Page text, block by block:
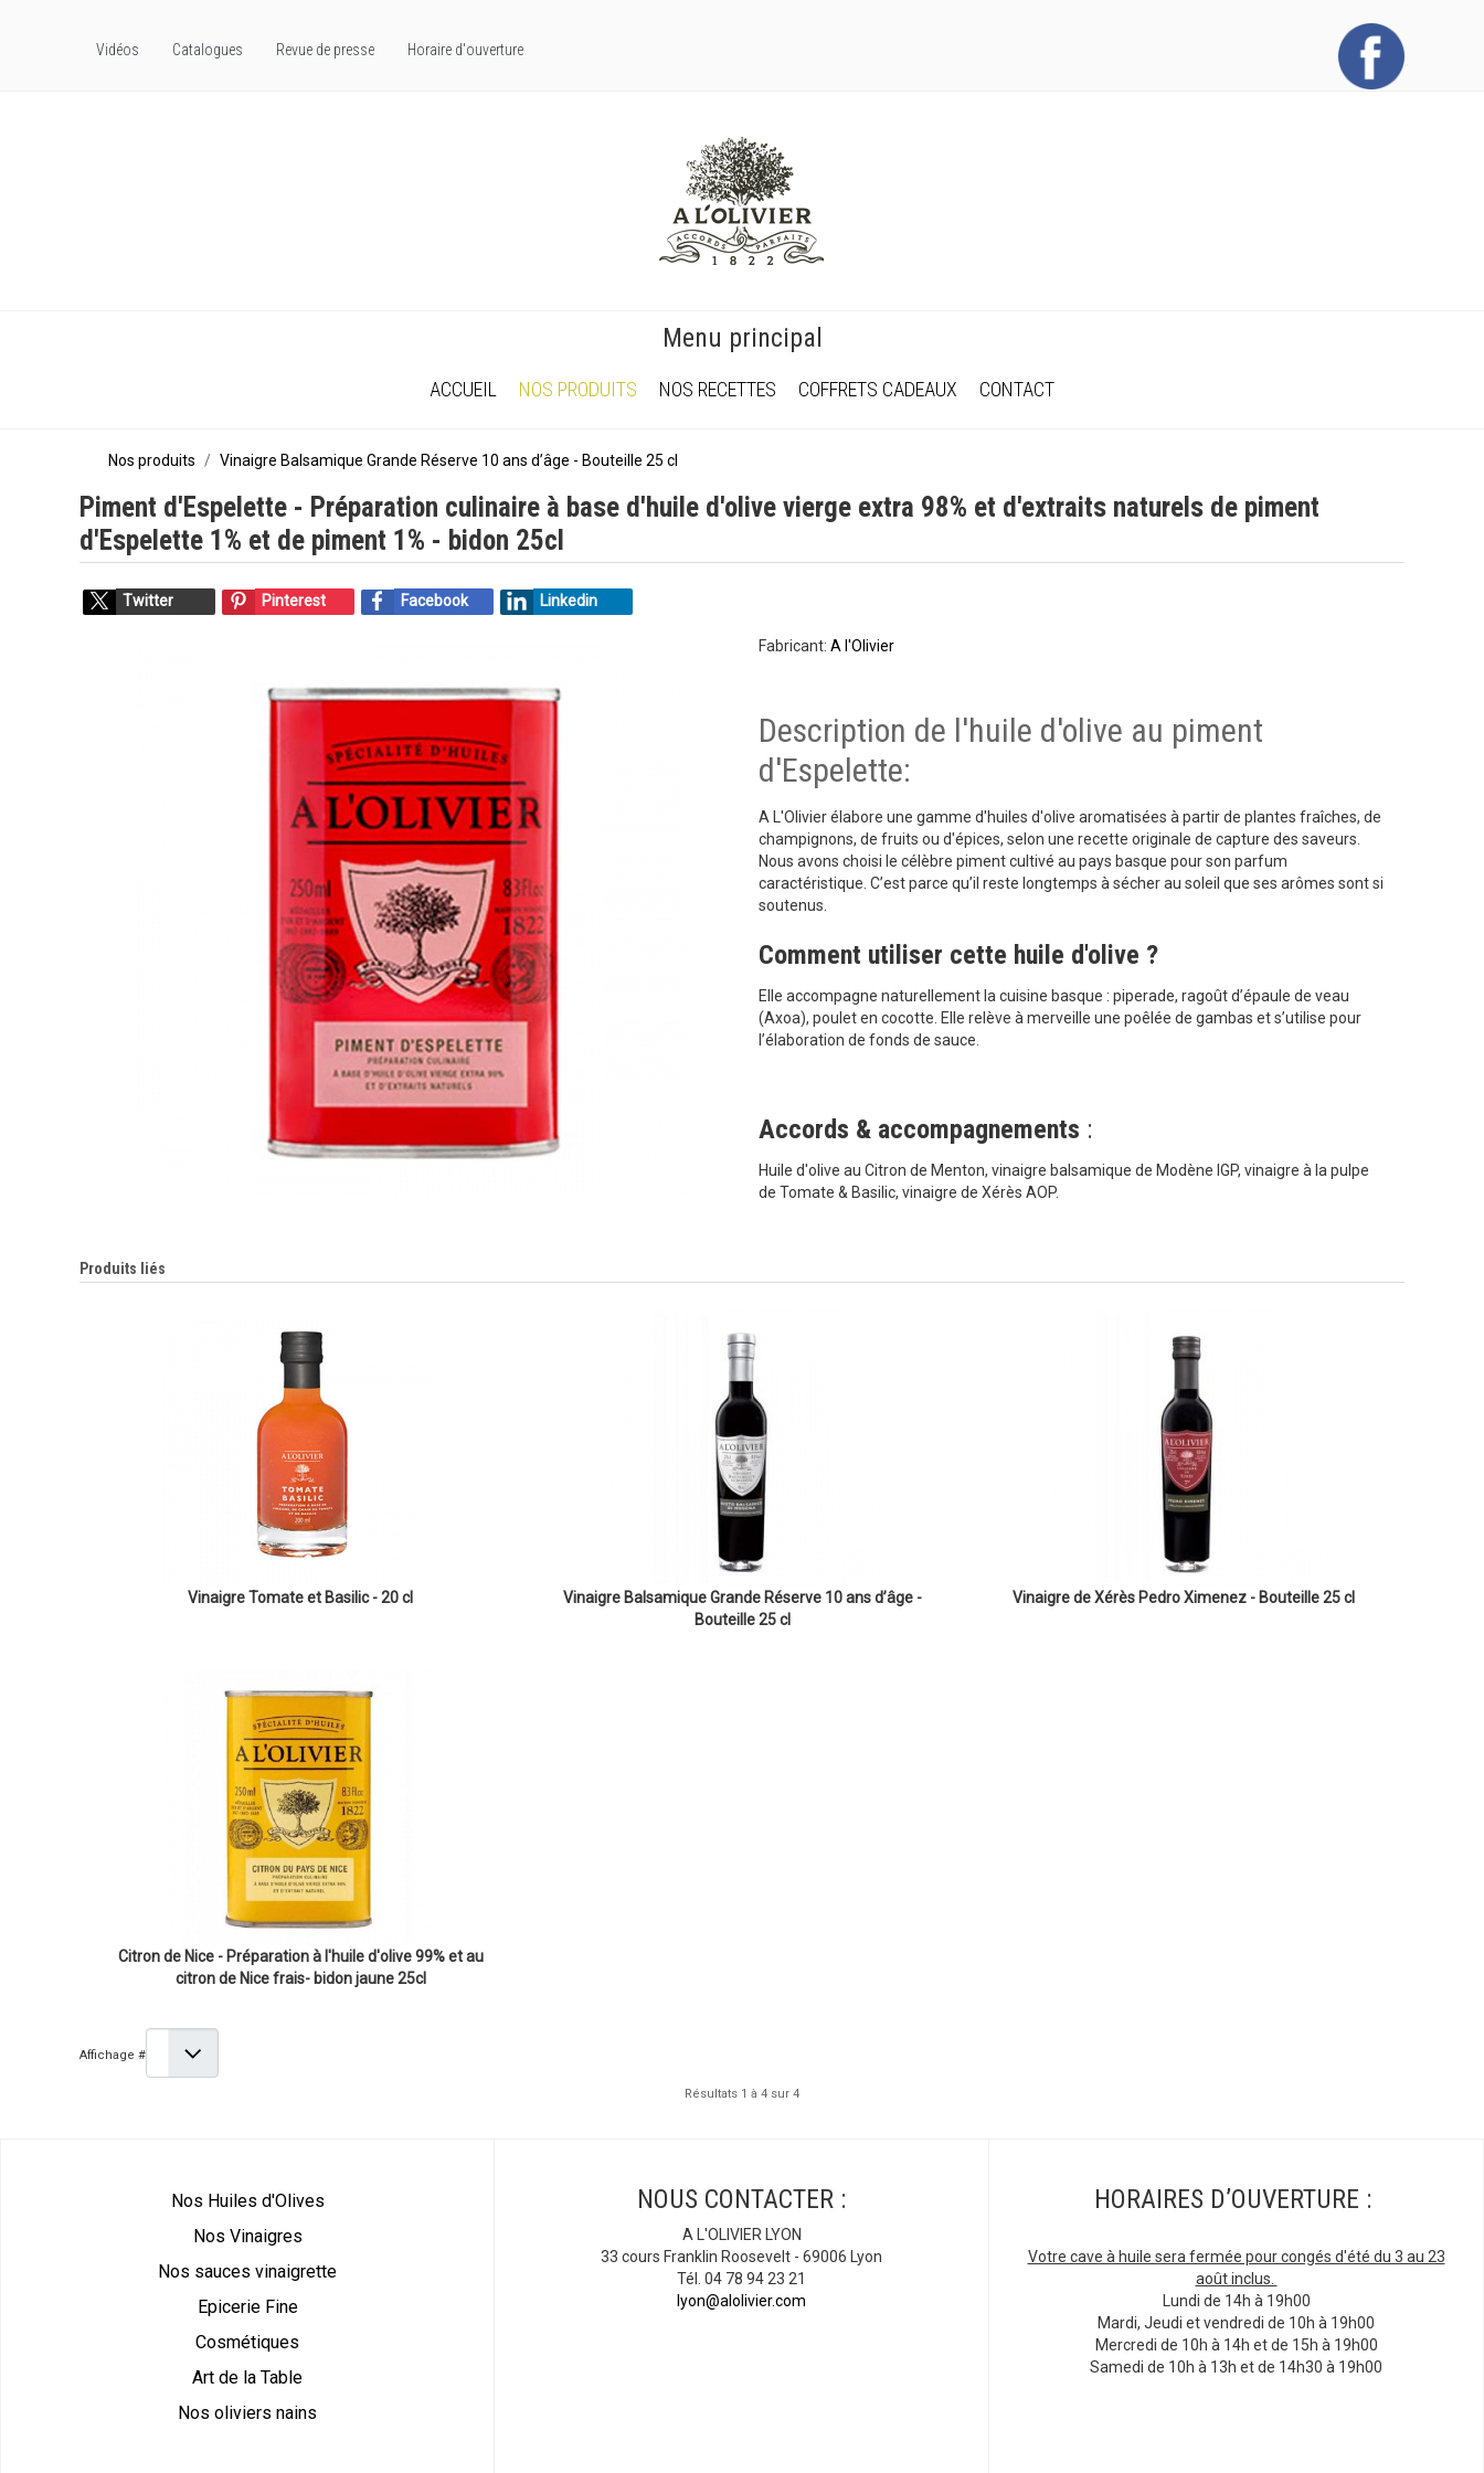
Vidéos Catalogues Revue de presse Horaire d'ouverture
Menu principal
ACCUEIL NOS PRODUITS NOS RECETTES COFFRETS CADEAUX CONTACT
Nos produits Vinaigre Balsamique Grande Réserve 10 ans d’âge - Bouteille 25 cl
Piment d'Espelette - Préparation culinaire à base d'huile d'olive vierge extra 98% et d'extraits naturels de piment
d'Espelette 1% et de piment 1% - bidon 25cl
Twitter Pinterest Facebook Linkedin
Fabricant: A l'Olivier
Description de l'huile d'olive au piment
d'Espelette:
A L'Olivier élabore une gamme d'huiles d'olive aromatisées à partir de plantes fraîches, de
champignons, de fruits ou d'épices, selon une recette originale de capture des saveurs.
Nous avons choisi le célèbre piment cultivé au pays basque pour son parfum
caractéristique. C’est parce qu’il reste longtemps à sécher au soleil que ses arômes sont si
soutenus.
Comment utiliser cette huile d'olive ?
Elle accompagne naturellement la cuisine basque : piperade, ragoût d’épaule de veau
(Axoa), poulet en cocotte. Elle relève à merveille une poêlée de gambas et s’utilise pour
l’élaboration de fonds de sauce.
Accords & accompagnements :
Huile d'olive au Citron de Menton, vinaigre balsamique de Modène IGP, vinaigre à la pulpe
de Tomate & Basilic, vinaigre de Xérès AOP.
Produits liés
Vinaigre Tomate et Basilic - 20 cl
Vinaigre Balsamique Grande Réserve 10 ans d’âge -
Bouteille 25 cl
Vinaigre de Xérès Pedro Ximenez - Bouteille 25 cl
Citron de Nice - Préparation à l'huile d'olive 99% et au
citron de Nice frais- bidon jaune 25cl
Affichage #
Résultats 1 à 4 sur 4
Nos Huiles d'Olives
Nos Vinaigres
Nos sauces vinaigrette
Epicerie Fine
Cosmétiques
Art de la Table
Nos oliviers nains
NOUS CONTACTER :
A L'OLIVIER LYON
33 cours Franklin Roosevelt - 69006 Lyon
Tél. 04 78 94 23 21
lyon@alolivier.com
HORAIRES D’OUVERTURE :
Votre cave à huile sera fermée pour congés d'été du 3 au 23
août inclus.
Lundi de 14h à 19h00
Mardi, Jeudi et vendredi de 10h à 19h00
Mercredi de 10h à 14h et de 15h à 19h00
Samedi de 10h à 13h et de 14h30 à 19h00